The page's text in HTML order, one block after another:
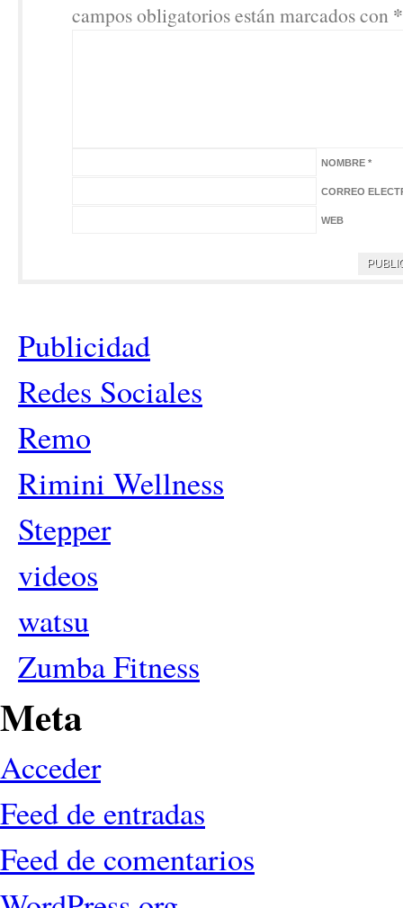
campos obligatorios están marcados con *
NOMBRE *
CORREO
WEB
Publicidad
Redes Sociales
Remo
Rimini Wellness
Stepper
videos
watsu
Zumba Fitness
Meta
Acceder
Feed de entradas
Feed de comentarios